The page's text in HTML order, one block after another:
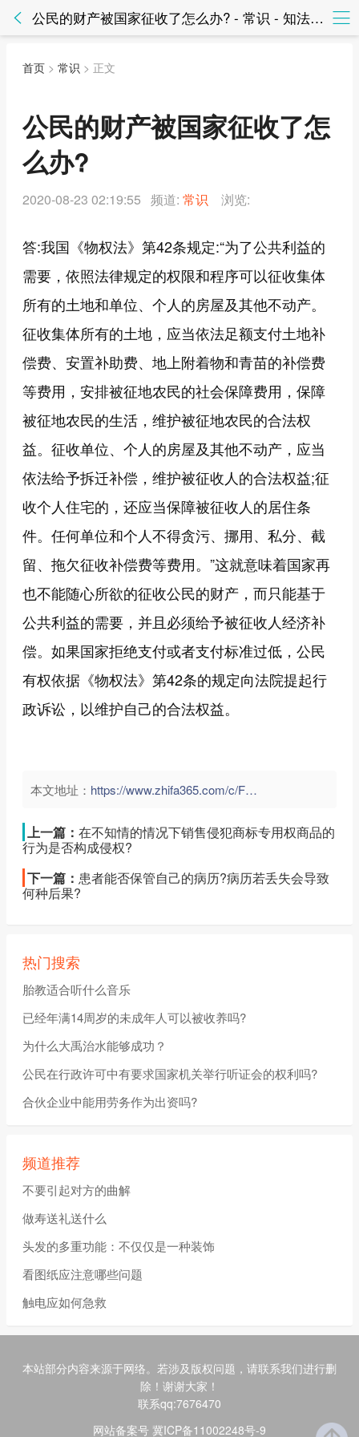
公民的财产被国家征收了怎么办? - 常识 - 知法网知法网
首页 > 常识 > 正文
公民的财产被国家征收了怎
么办?
2020-08-23 02:19:55 频道: 常识 浏览:
答:我国《物权法》第42条规定:“为了公共利益的
需要，依照法律规定的权限和程序可以征收集体
所有的土地和单位、个人的房屋及其他不动产。
征收集体所有的土地，应当依法足额支付土地补
偿费、安置补助费、地上附着物和青苗的补偿费
等费用，安排被征地农民的社会保障费用，保障
被征地农民的生活，维护被征地农民的合法权
益。征收单位、个人的房屋及其他不动产，应当
依法给予拆迁补偿，维护被征收人的合法权益;征
收个人住宅的，还应当保障被征收人的居住条
件。任何单位和个人不得贪污、挪用、私分、截
留、拖欠征收补偿费等费用。”这就意味着国家再
也不能随心所欲的征收公民的财产，而只能基于
公共利益的需要，并且必须给予被征收人经济补
偿。如果国家拒绝支付或者支付标准过低，公民
有权依据《物权法》第42条的规定向法院提起行
政诉讼，以维护自己的合法权益。
本文地址： https://www.zhifa365.com/c/FVPab8zTWkf7SEcN">
上一篇： 在不知情的情况下销售侵犯商标专用权商品的
行为是否构成侵权?
下一篇： 患者能否保管自己的病历?病历若丢失会导致
何种后果?
热门搜索
胎教适合听什么音乐
已经年满14周岁的未成年人可以被收养吗?
为什么大禹治水能够成功？
公民在行政许可中有要求国家机关举行听证会的权利吗?
合伙企业中能用劳务作为出资吗?
频道推荐
不要引起对方的曲解
做寿送礼送什么
头发的多重功能：不仅仅是一种装饰
看图纸应注意哪些问题
触电应如何急救
本站部分内容来源于网络。若涉及版权问题，请联系我们进行删
除！谢谢大家！
联系qq:7676470
网站备案号 冀ICP备11002248号-9